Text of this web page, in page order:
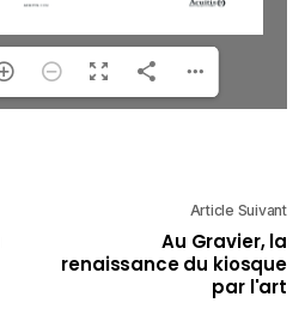
Article Suivant
Au Gravier, la
renaissance du kiosque
par l'art